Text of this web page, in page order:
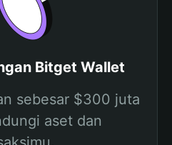
Bitget Wallet
sebesar $300 juta
aset dan